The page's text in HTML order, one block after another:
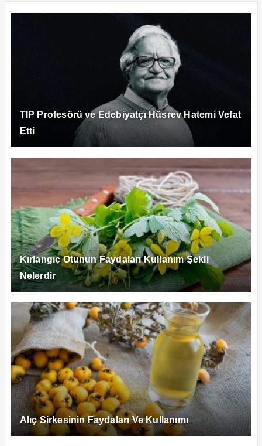
TIP Profesörü ve Edebiyatçı Hüsrev Hatemi Vefat
Etti
Kırlangıç Otunun Faydaları Kullanım Şekli
Nelerdir
Alıç Sirkesinin Faydaları Ve Kullanımı